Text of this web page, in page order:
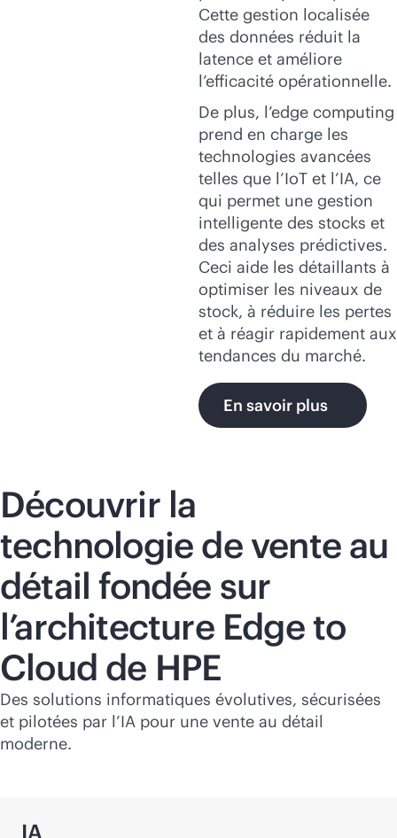
Cette gestion localisée
des données réduit la
latence et améliore
l’efficacité opérationnelle.
De plus, l’edge computing
prend en charge les
technologies avancées
telles que l’IoT et l’IA, ce
qui permet une gestion
intelligente des stocks et
des analyses prédictives.
Ceci aide les détaillants à
optimiser les niveaux de
stock, à réduire les pertes
et à réagir rapidement aux
tendances du marché.
En savoir plus
Découvrir la
technologie de vente au
détail fondée sur
l’architecture Edge to
Cloud de HPE
Des solutions informatiques évolutives, sécurisées
et pilotées par l’IA pour une vente au détail
moderne.
IA